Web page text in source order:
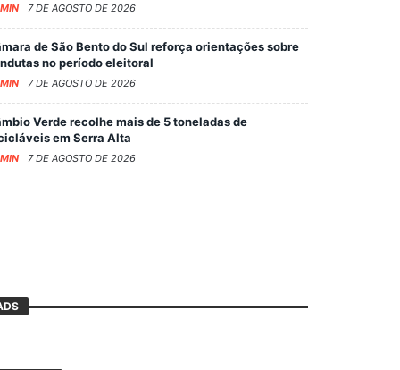
7 DE AGOSTO DE 2026
de São Bento do Sul reforça orientações sobre
no período eleitoral
7 DE AGOSTO DE 2026
Verde recolhe mais de 5 toneladas de
em Serra Alta
7 DE AGOSTO DE 2026